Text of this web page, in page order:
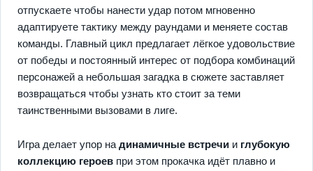
отпускаете чтобы нанести удар потом мгновенно
адаптируете тактику между раундами и меняете состав
команды. Главный цикл предлагает лёгкое удовольствие
от победы и постоянный интерес от подбора комбинаций
персонажей а небольшая загадка в сюжете заставляет
возвращаться чтобы узнать кто стоит за теми
таинственными вызовами в лиге.
Игра делает упор на динамичные встречи и глубокую
коллекцию героев при этом прокачка идёт плавно и